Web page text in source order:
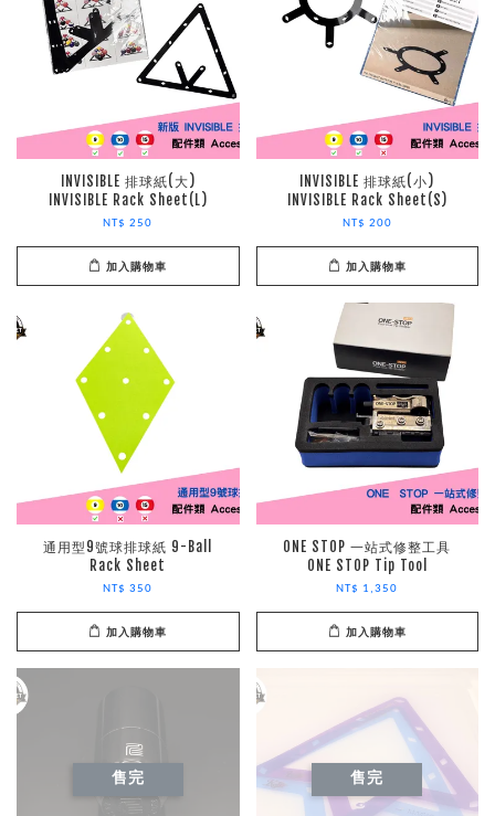
INVISIBLE 排球紙(大)
INVISIBLE Rack Sheet(L)
NT$ 250
加入購物車
INVISIBLE 排球紙(小)
INVISIBLE Rack Sheet(S)
NT$ 200
加入購物車
通用型9號球排球紙 9-Ball
Rack Sheet
NT$ 350
加入購物車
ONE STOP 一站式修整工具
ONE STOP Tip Tool
NT$ 1,350
加入購物車
售完 售完